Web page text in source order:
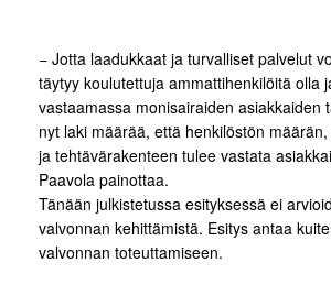
− Jotta laadukkaat ja turvalliset palvelut
täytyy koulutettuja ammattihenkilöitä olla
vastaamassa monisairaiden asiakkaiden
nyt laki määrää, että henkilöstön
ja tehtävärakenteen tulee vastata
Paavola painottaa.
Tänään julkistetussa esityksessä ei
valvonnan kehittämistä. Esitys antaa
valvonnan toteuttamiseen.